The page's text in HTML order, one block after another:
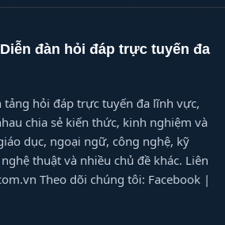
đàn hỏi đáp trực tuyến đa
tảng hỏi đáp trực tuyến đa lĩnh vực,
chia sẻ kiến thức, kinh nghiệm và
dục, ngoại ngữ, công nghệ, kỹ
thuật và nhiều chủ đề khác. Liên
Theo dõi chúng tôi: Facebook |